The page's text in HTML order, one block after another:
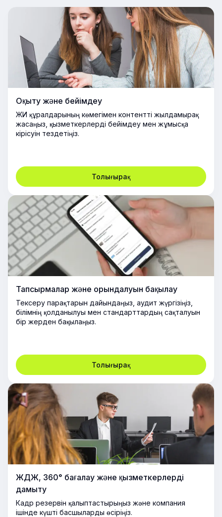
Оқыту және бейімдеу
ЖИ құралдарының көмегімен контентті жылдамырақ
жасаңыз, қызметкерлерді бейімдеу мен жұмысқа
кірісуін тездетіңіз.
Толығырақ
Тапсырмалар және орындалуын бақылау
Тексеру парақтарын дайындаңыз, аудит жүргізіңіз,
білімнің қолданылуы мен стандарттардың сақталуын
бір жерден бақылаңыз.
Толығырақ
ЖДЖ, 360° бағалау және қызметкерлерді
дамыту
Кадр резервін қалыптастырыңыз және компания
ішінде күшті басшыларды өсіріңіз.